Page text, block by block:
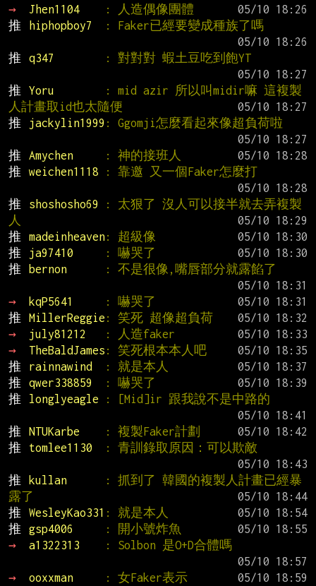
→
Jhen1104 : 人造偶像團體
推
hiphopboy7
: Faker已經要變成種族了嗎
推
q347
: 對對對 蝦土豆吃到飽YT
推
Yoru
: mid azir 所以叫midir嘛 這複製
人計畫取id也太隨便
推
jackylin1999 : Ggomji怎麼看起來像超負荷啦
推
Amychen : 神的接班人
推
weichen1118
: 靠邀 又一個Faker怎麼打
推
shoshosho69
: 太狠了 沒人可以接半就去弄複製
人
推
madeinheaven: 超級像
推
ja97410 : 嚇哭了
推
bernon
: 不是很像,嘴唇部分就露餡了
→
kqP5641 : 嚇哭了
推
MillerReggie : 笑死 超像超負荷
→
july81212 : 人造faker
→
TheBaldJames : 笑死根本本人吧
推
rainnawind : 就是本人
推
qwer338859 : 嚇哭了
推
longlyeagle
: [Mid]ir 跟我說不是中路的
推
NTUKarbe : 複製Faker計劃
推
tomlee1130
: 青訓錄取原因：可以欺敵
推
kullan
: 抓到了 韓國的複製人計畫已經暴
露了
推
WesleyKao331 : 就是本人
推
gsp4006 : 開小號炸魚
→
a1322313
: Solbon 是O+D合體嗎
→
ooxxman : 女Faker表示